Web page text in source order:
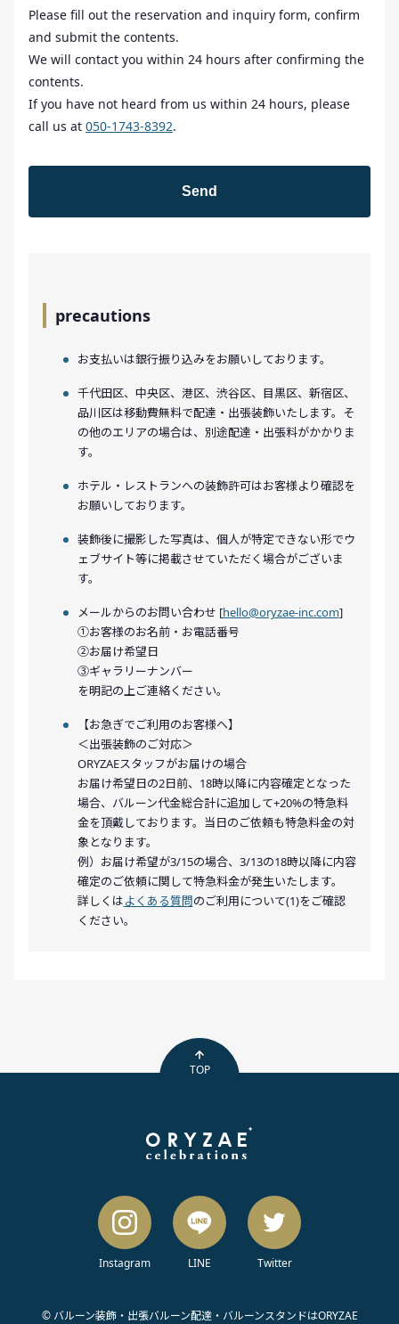
Please fill out the reservation and inquiry form, confirm
and submit the contents.
We will contact you within 24 hours after confirming the
contents.
If you have not heard from us within 24 hours, please
call us at 050-1743-8392.
precautions
お支払いは銀行振り込みをお願いしております。
千代田区、中央区、港区、渋谷区、目黒区、新宿区、
品川区は移動費無料で配達・出張装飾いたします。そ
の他のエリアの場合は、別途配達・出張料がかかりま
す。
ホテル・レストランへの装飾許可はお客様より確認を
お願いしております。
装飾後に撮影した写真は、個人が特定できない形でウ
ェブサイト等に掲載させていただく場合がございま
す。
メールからのお問い合わせ [hello@oryzae-inc.com]
①お客様のお名前・お電話番号
②お届け希望日
③ギャラリーナンバー
を明記の上ご連絡ください。
【お急ぎでご利用のお客様へ】
＜出張装飾のご対応＞
ORYZAEスタッフがお届けの場合
お届け希望日の2日前、18時以降に内容確定となった
場合、バルーン代金総合計に追加して+20%の特急料
金を頂戴しております。当日のご依頼も特急料金の対
象となります。
例）お届け希望が3/15の場合、3/13の18時以降に内容
確定のご依頼に関して特急料金が発生いたします。
詳しくはよくある質問のご利用について(1)をご確認
ください。
TOP
Instagram LINE Twitter
© バルーン装飾・出張バルーン配達・バルーンスタンドはORYZAE